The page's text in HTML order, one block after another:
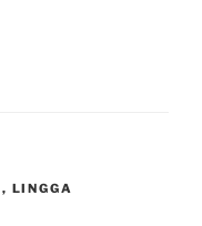
, LINGGA